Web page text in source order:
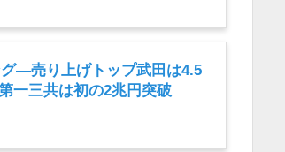
グ―売り上げトップ武田は4.5
一三共は初の2兆円突破